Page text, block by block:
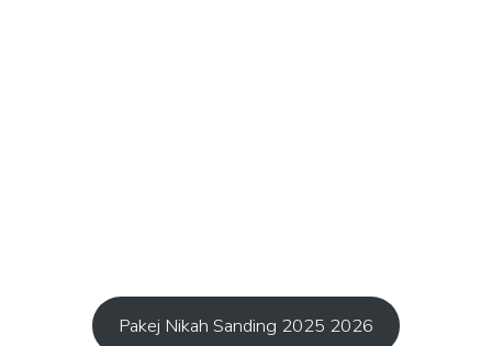
Pakej Nikah Sanding 2025 2026